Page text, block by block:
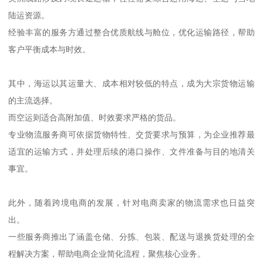
陆运资源。
经验丰富的服务方通过整合优质航线与舱位，优化运输路径，帮助
客户平衡成本与时效。
其中，海运以其运量大、成本相对较低的特点，成为大宗货物运输
的主流选择。
而空运则适合高附加值、时效要求严格的货品。
专业物流服务商可依据货物特性、交货要求与预算，为企业推荐最
适宜的运输方式，并处理后续的港口操作、文件准备与目的地清关
事宜。
此外，随着跨境电商的发展，针对电商卖家的物流需求也日益突
出。
一些服务商推出了涵盖仓储、分拣、包装、配送与退换货处理的全
程解决方案，帮助电商企业简化流程，聚焦核心业务。